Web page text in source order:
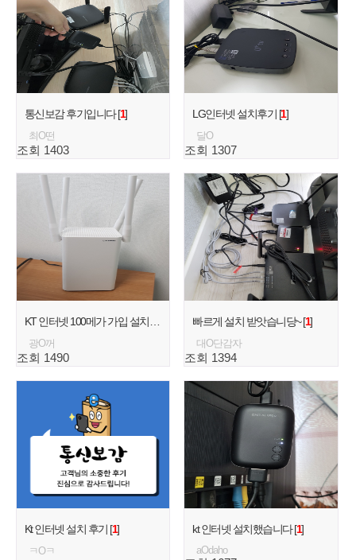
통신보감 후기입니다 [1]
최O떤
조회 1403
LG인터넷 설치후기 [1]
달O
조회 1307
KT 인터넷 100메가 가입 설치 후기 [
광O꺼
조회 1490
빠르게 설치 받앗습니당~ [1]
대O단감자
조회 1394
Kt 인터넷 설치 후기 [1]
ㅋOㅋ
kt 인터넷 설치했습니다 [1]
aOdaho